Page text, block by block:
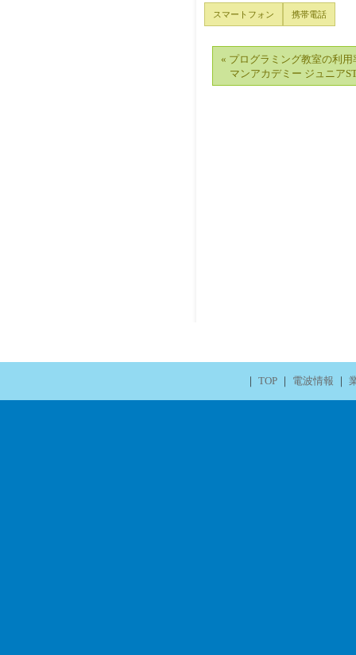
スマートフォン 携帯電話
« プログラミング教室の利
マンアカデミー ジュニア
｜ TOP｜ 電波情報 ｜